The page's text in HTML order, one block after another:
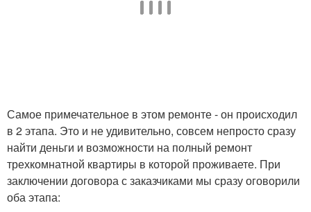
Самое примечательное в этом ремонте - он происходил
в 2 этапа. Это и не удивительно, совсем непросто сразу
найти деньги и возможности на полный ремонт
трехкомнатной квартиры в которой проживаете. При
заключении договора с заказчиками мы сразу оговорили
оба этапа: